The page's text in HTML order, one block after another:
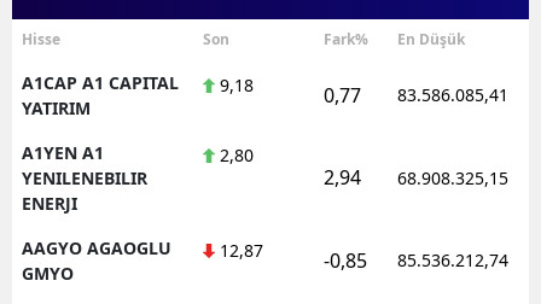
Hisse Son Fark% En Düşük
A1CAP A1 CAPITAL
YATIRIM
9,18 0,77 83.586.085,41
A1YEN A1
YENILENEBILIR
ENERJI
2,80
2,94 68.908.325,15
AAGYO AGAOGLU
GMYO
12,87 -0,85 85.536.212,74